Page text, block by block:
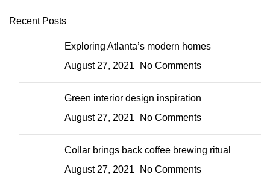
Recent Posts
Exploring Atlanta’s modern homes
August 27, 2021
No Comments
Green interior design inspiration
August 27, 2021
No Comments
Collar brings back coffee brewing ritual
August 27, 2021
No Comments